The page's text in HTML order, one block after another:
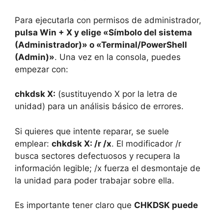
Para ejecutarla con permisos de administrador,
pulsa Win + X y elige «Símbolo del sistema
(Administrador)» o «Terminal/PowerShell
(Admin)». Una vez en la consola, puedes
empezar con:
chkdsk X: (sustituyendo X por la letra de
unidad) para un análisis básico de errores.
Si quieres que intente reparar, se suele
emplear: chkdsk X: /r /x. El modificador /r
busca sectores defectuosos y recupera la
información legible; /x fuerza el desmontaje de
la unidad para poder trabajar sobre ella.
Es importante tener claro que CHKDSK puede